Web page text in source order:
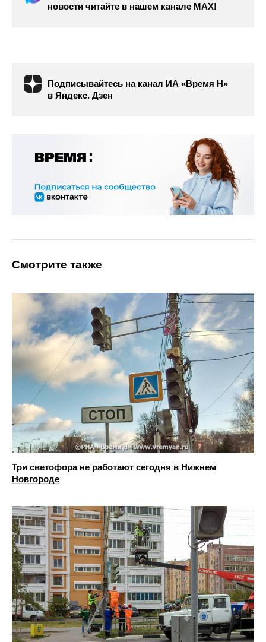
новости читайте в нашем канале МАХ!
Подписывайтесь на канал ИА «Время Н»
в Яндекс. Дзен
Смотрите также
Три светофора не работают сегодня в Нижнем
Новгороде